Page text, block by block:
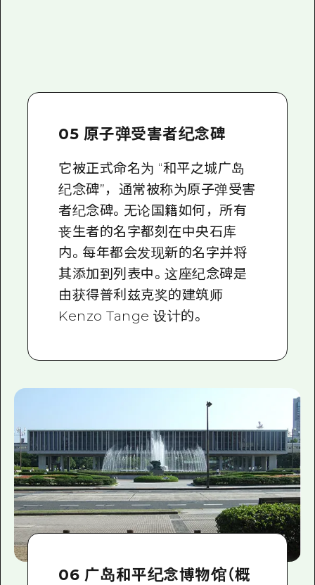
05 原子弹受害者纪念碑
它被正式命名为 “和平之城广岛
纪念碑”，通常被称为原子弹受害
者纪念碑。无论国籍如何，所有
丧生者的名字都刻在中央石库
内。每年都会发现新的名字并将
其添加到列表中。这座纪念碑是
由获得普利兹克奖的建筑师
Kenzo Tange 设计的。
06 广岛和平纪念博物馆（概